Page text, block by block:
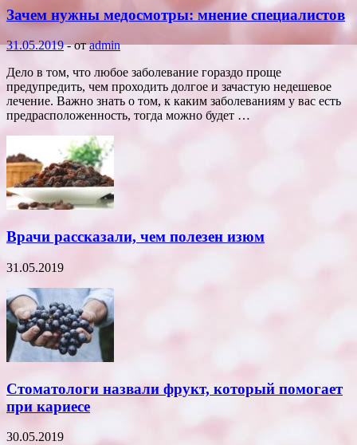
Зачем нужны медосмотры: мнение специалистов
31.05.2019-отadmin
Дело в том, что любое заболевание гораздо проще
предупредить, чем проходить долгое и зачастую недешевое
лечение. Важно знать о том, к каким заболеваниям у вас есть
предрасположенность, тогда можно будет …
Врачи рассказали, чем полезен изюм
31.05.2019
Стоматологи назвали фрукт, который помогает
при кариесе
30.05.2019